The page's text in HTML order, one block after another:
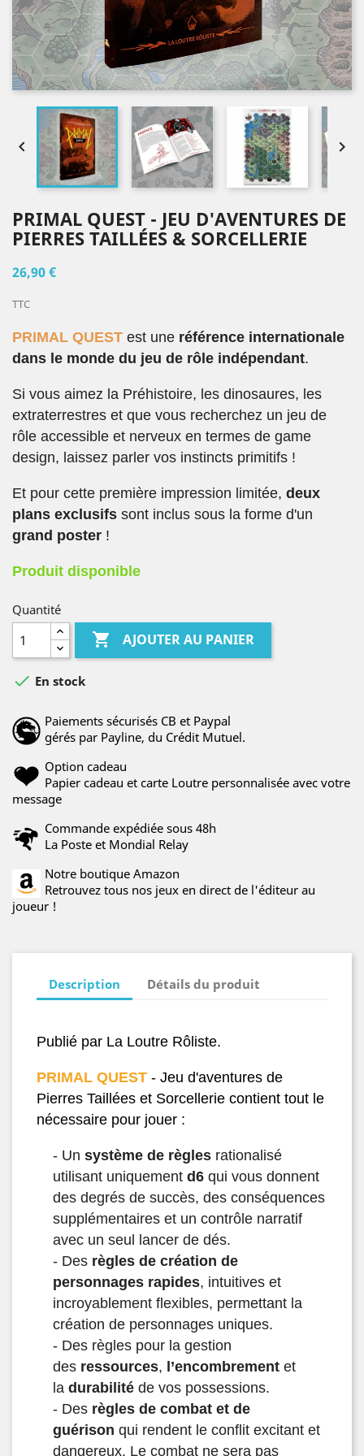
 
PRIMAL QUEST - JEU D'AVENTURES DE
PIERRES TAILLÉES & SORCELLERIE
26,90 €
TTC
PRIMAL QUEST est une référence internationale
dans le monde du jeu de rôle indépendant.
Si vous aimez la Préhistoire, les dinosaures, les
extraterrestres et que vous recherchez un jeu de
rôle accessible et nerveux en termes de game
design, laissez parler vos instincts primitifs !
Et pour cette première impression limitée, deux
plans exclusifs sont inclus sous la forme d'un
grand poster !
Produit disponible
Quantité
 AJOUTER AU PANIER
 En stock
Paiements sécurisés CB et Paypal
gérés par Payline, du Crédit Mutuel.
Option cadeau
Papier cadeau et carte Loutre personnalisée avec votre
message
Commande expédiée sous 48h
La Poste et Mondial Relay
Notre boutique Amazon
Retrouvez tous nos jeux en direct de l'éditeur au
joueur !
Description Détails du produit
Publié par La Loutre Rôliste.
PRIMAL QUEST - Jeu d'aventures de
Pierres Taillées et Sorcellerie contient tout le
nécessaire pour jouer :
- Un système de règles rationalisé
utilisant uniquement d6 qui vous donnent
des degrés de succès, des conséquences
supplémentaires et un contrôle narratif
avec un seul lancer de dés.
- Des règles de création de
personnages rapides, intuitives et
incroyablement flexibles, permettant la
création de personnages uniques.
- Des règles pour la gestion
des ressources, l’encombrement et
la durabilité de vos possessions.
- Des règles de combat et de
guérison qui rendent le conflit excitant et
dangereux. Le combat ne sera pas